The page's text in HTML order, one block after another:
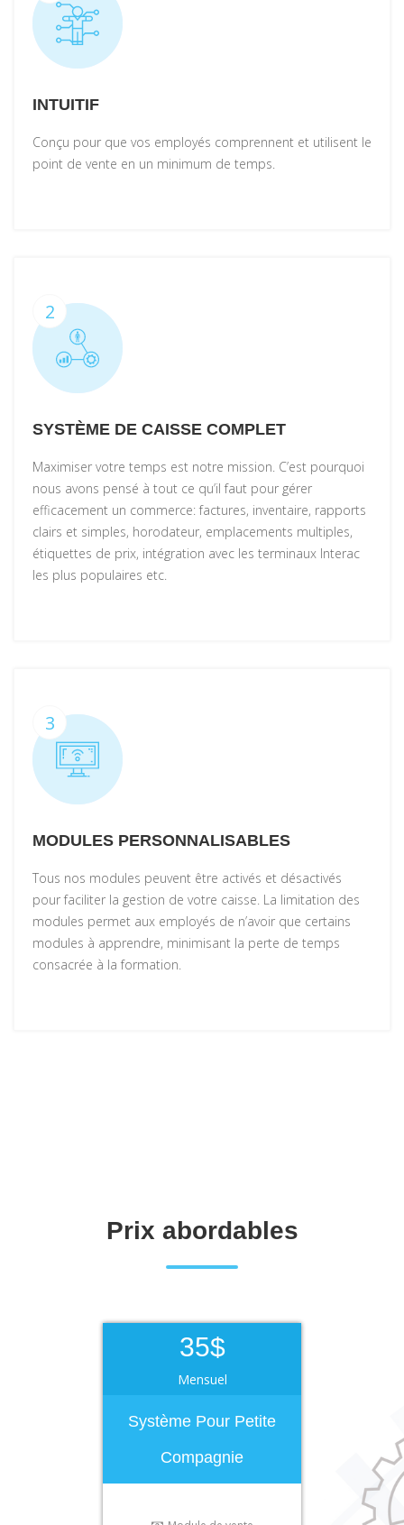
INTUITIF
Conçu pour que vos employés comprennent et utilisent le
point de vente en un minimum de temps.
2
SYSTÈME DE CAISSE COMPLET
Maximiser votre temps est notre mission. C’est pourquoi
nous avons pensé à tout ce qu’il faut pour gérer
efficacement un commerce: factures, inventaire, rapports
clairs et simples, horodateur, emplacements multiples,
étiquettes de prix, intégration avec les terminaux Interac
les plus populaires etc.
3
MODULES PERSONNALISABLES
Tous nos modules peuvent être activés et désactivés
pour faciliter la gestion de votre caisse. La limitation des
modules permet aux employés de n’avoir que certains
modules à apprendre, minimisant la perte de temps
consacrée à la formation.
Prix abordables
35$
Mensuel
Système Pour Petite
Compagnie